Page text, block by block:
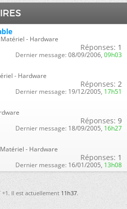
- Hardware
Réponses: 1
Dernier message: 08/09/2006, 09h03
- Hardware
Réponses: 2
Dernier message: 19/12/2005, 17h51
Réponses: 9
Dernier message: 18/09/2005, 16h27
- Hardware
Réponses: 1
Dernier message: 16/01/2005, 13h08
+1. Il est actuellement11h37.